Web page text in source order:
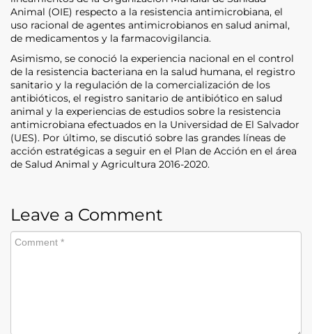
Animal (OIE) respecto a la resistencia antimicrobiana, el
uso racional de agentes antimicrobianos en salud animal,
de medicamentos y la farmacovigilancia.
Asimismo, se conoció la experiencia nacional en el control
de la resistencia bacteriana en la salud humana, el registro
sanitario y la regulación de la comercialización de los
antibióticos, el registro sanitario de antibiótico en salud
animal y la experiencias de estudios sobre la resistencia
antimicrobiana efectuados en la Universidad de El Salvador
(UES). Por último, se discutió sobre las grandes líneas de
acción estratégicas a seguir en el Plan de Acción en el área
de Salud Animal y Agricultura 2016-2020.
Leave a Comment